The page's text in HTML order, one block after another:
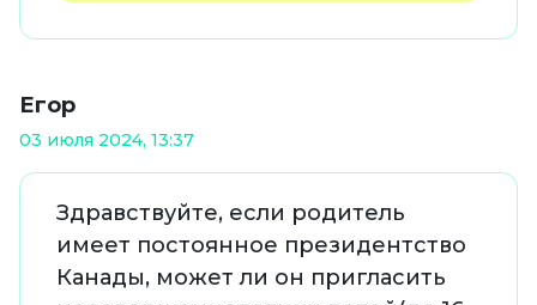
Егор
03 июля 2024, 13:37
Здравствуйте, если родитель
имеет постоянное президентство
Канады, может ли он пригласить